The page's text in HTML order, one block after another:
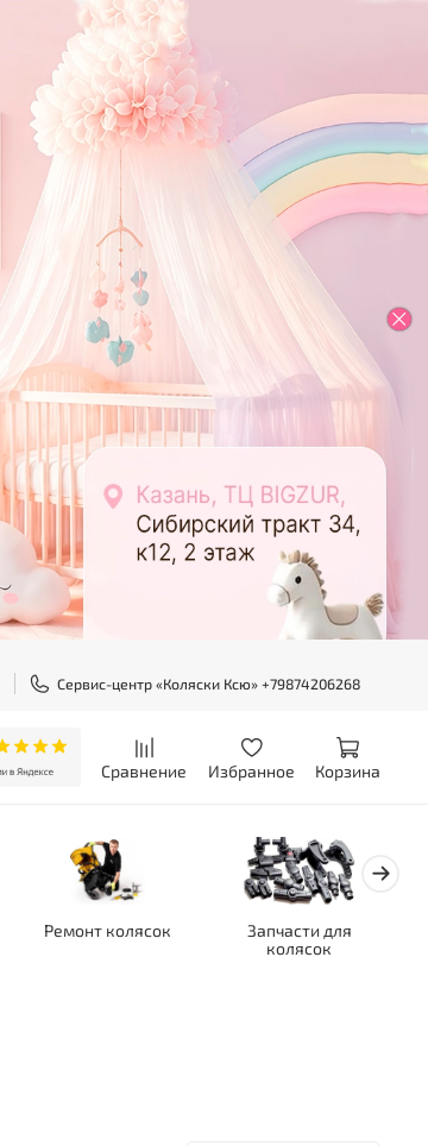
Сервис-центр «Коляски Ксю» +79874206268
Сравнение Избранное Корзина
Ремонт колясок
Запчасти для
колясок